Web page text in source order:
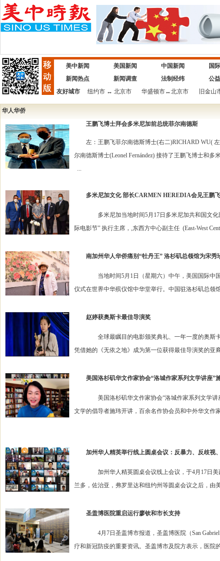
美中新闻 美国新闻 中国新闻
国
新闻热点
新闻调查 法制经纬
公
友好城市
纽约市↔ 北京市 华盛顿市↔北京市 旧金山
华人华侨
王鹏飞博士拜会多米尼加前总统菲尔南德斯
左：王鹏飞菲尔南德斯博士(右二)RICHARD WU( 左
尔南德斯博士(Leonel Fernández) 接待了王鹏飞博士和
...
多米尼加文化 部长CARMEN HEREDIA会见王鹏
多米尼加当地时间5月17日多米尼加共和国文化部
际电影节” 执行主席，,东西方中心副主任 (East-West
南加州华人华侨痛别“牡丹王” 洛杉矶总领馆为宋秀
当地时间5月1日（星期六）中午，美国国际中国
仪式在世界中华殡仪馆中华堂举行。中国驻洛杉矶总领
赵婷获奥斯卡最佳导演奖
全球最瞩目的电影颁奖典礼、一年一度的奥斯卡
凭借她的《无依之地》成为第一位获得最佳导演奖的亚
美国洛杉矶华文作家协会“洛城作家系列文学讲座”
美国洛杉矶华文作家协会“洛城作家系列文学讲座
文学的倡导者施玮开讲，百余名作协会员和中外华文作
加州华人精英举行线上圆桌会议：反暴力、反歧视
加州华人精英圆桌会议线上会议，于4月17日美西
兰多，佐治亚，弗罗里达和纽约州等圆桌会议之后，由
圣盖博医院重启运行廖钦和市长支持
4月7日圣盖博市报道，圣盖博医院（San Gabriel
疗和新冠防疫的重要资讯。圣盖博市及院方表示，医院